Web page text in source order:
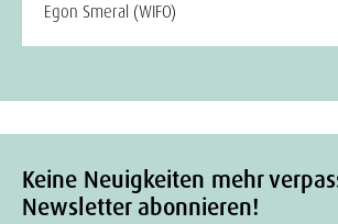
Egon Smeral (WIFO)
Keine Neuigkeiten mehr
Newsletter abonnieren!